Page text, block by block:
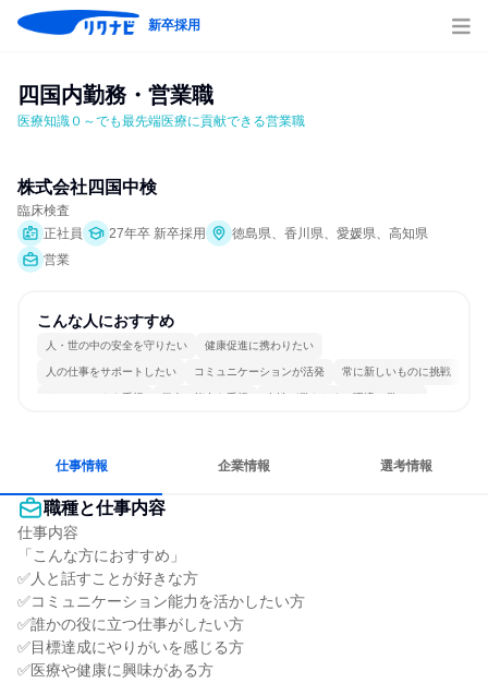
新卒採用
四国内勤務・営業職
医療知識０～でも最先端医療に貢献できる営業職
株式会社四国中検
臨床検査
正社員
27年卒 新卒採用
徳島県、香川県、愛媛県、高知県
営業
こんな人におすすめ
人・世の中の安全を守りたい 健康促進に携わりたい
人の仕事をサポートしたい コミュニケーションが活発 常に新しいものに挑戦
チームワークを重視 個人の能力を重視 女性が働きやすい環境で働ける
仕事情報 企業情報 選考情報
職種と仕事内容
仕事内容
「こんな方におすすめ」
✅人と話すことが好きな方
✅コミュニケーション能力を活かしたい方
✅誰かの役に立つ仕事がしたい方
✅目標達成にやりがいを感じる方
✅医療や健康に興味がある方